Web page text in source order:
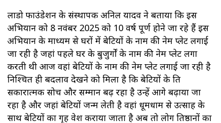
लाडो फाउंडेशन के संस्थापक अनिल यादव ने बताया कि इस
अभियान को 8 नवंबर 2025 को 10 वर्ष पूर्ण होने जा रहे हैं इस
अभियान के माध्यम से घरों में बेटियों के नाम की नेम प्लेट लगाई
जा रही है जहां पहले घर के बुजुर्गों के नाम की नेम प्लेट लगा
करती थी आज वहां बेटियों के नाम की नेम प्लेट लगाई जा रही है
निश्चित ही बदलाव देखने को मिला है कि बेटियों के प्रति
सकारात्मक सोच और सम्मान बढ़ रहा है उन्हें आगे बढ़ाया जा
रहा है और जहां बेटियों जन्म लेती है वहां धूमधाम से उत्साह के
साथ बेटियों का गृह प्रवेश कराया जाता है अब तो लोग प्रतिष्ठानों का